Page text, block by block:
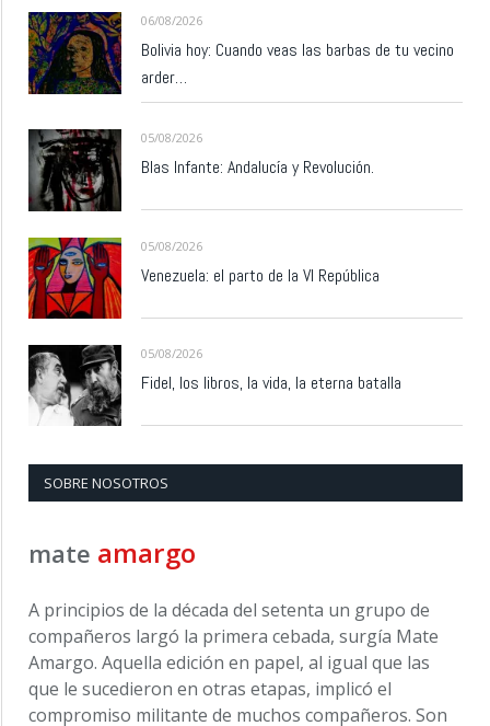
06/08/2026
Bolivia hoy: Cuando veas las barbas de tu vecino
arder…
05/08/2026
Blas Infante: Andalucía y Revolución.
05/08/2026
Venezuela: el parto de la VI República
05/08/2026
Fidel, los libros, la vida, la eterna batalla
SOBRE NOSOTROS
mate amargo
A principios de la década del setenta un grupo de
compañeros largó la primera cebada, surgía Mate
Amargo. Aquella edición en papel, al igual que las
que le sucedieron en otras etapas, implicó el
compromiso militante de muchos compañeros. Son